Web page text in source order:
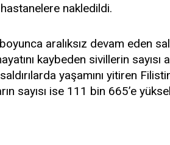
nakledildi.
aralıksız devam eden
kaybeden sivillerin
yaşamını yitiren
sayısı ise 111 bin 665’e